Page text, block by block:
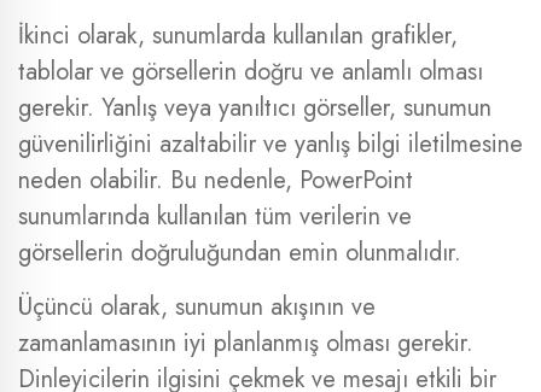
İkinci olarak, sunumlarda kullanılan grafikler,
tablolar ve görsellerin doğru ve anlamlı olması
gerekir. Yanlış veya yanıltıcı görseller, sunumun
güvenilirliğini azaltabilir ve yanlış bilgi iletilmesine
neden olabilir. Bu nedenle, PowerPoint
sunumlarında kullanılan tüm verilerin ve
görsellerin doğruluğundan emin olunmalıdır.
Üçüncü olarak, sunumun akışının ve
zamanlamasının iyi planlanmış olması gerekir.
Dinleyicilerin ilgisini çekmek ve mesajı etkili bir